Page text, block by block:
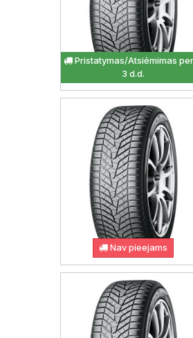
Pristatymas/Atsiėmimas
3 d.d.
Nav pieejams